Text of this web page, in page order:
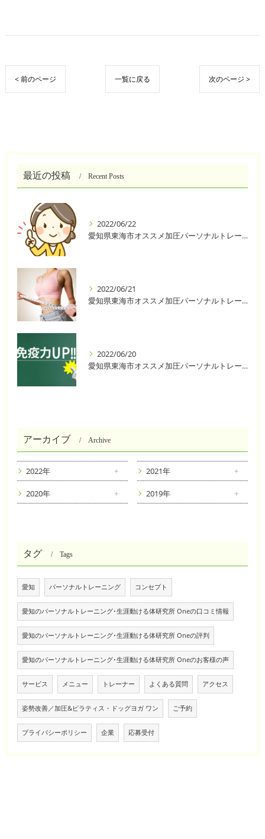
< 前のページ 一覧に戻る 次のページ >
最近の投稿 Recent Posts
2022/06/22
愛知県東海市オススメ加圧パーソナルトレーニングジム One❣️
2022/06/21
愛知県東海市オススメ加圧パーソナルトレーニングジム One❣️
2022/06/20
愛知県東海市オススメ加圧パーソナルトレーニングジム One❣️
アーカイブ Archive
2022年 2021年
2020年 2019年
タグ Tags
愛知 パーソナルトレーニング コンセプト
愛知のパーソナルトレーニング･生涯動ける体研究所 Oneの口コミ情報
愛知のパーソナルトレーニング･生涯動ける体研究所 Oneの評判
愛知のパーソナルトレーニング･生涯動ける体研究所 Oneのお客様の声
サービス メニュー トレーナー よくある質問 アクセス
姿勢改善／加圧&ピラティス・ドッグヨガ ワン ご予約
プライバシーポリシー 企業 応募受付